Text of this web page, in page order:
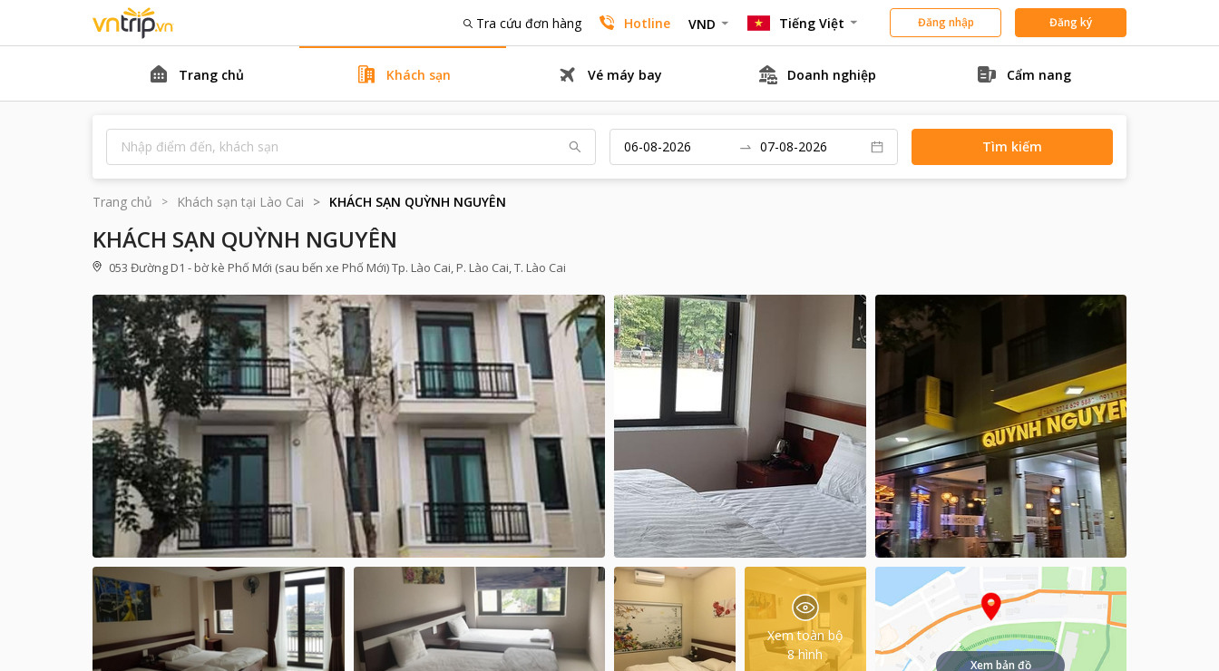
Tra cứu đơn hàng Hotline VND Tiếng Việt Đăng nhập Đăng ký
Trang chủ Khách sạn Vé máy bay Doanh nghiệp Cẩm nang
Tìm kiếm
Trang chủ Khách sạn tại Lào Cai KHÁCH SẠN QUỲNH NGUYÊN
KHÁCH SẠN QUỲNH NGUYÊN
053 Đường D1 - bờ kè Phố Mới (sau bến xe Phố Mới) Tp. Lào Cai, P. Lào Cai, T. Lào Cai
Xem toàn bộ
8 hình
Xem bản đồ